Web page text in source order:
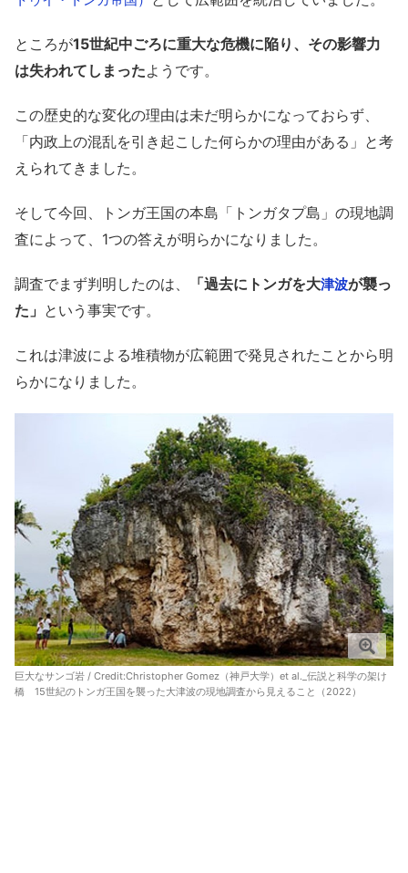
ところが15世紀中ごろに重大な危機に陥り、その影響力
は失われてしまったようです。
この歴史的な変化の理由は未だ明らかになっておらず、
「内政上の混乱を引き起こした何らかの理由がある」と考
えられてきました。
そして今回、トンガ王国の本島「トンガタプ島」の現地調
査によって、1つの答えが明らかになりました。
調査でまず判明したのは、 「過去にトンガを大津波が襲っ
た」 という事実です。
これは津波による堆積物が広範囲で発見されたことから明
らかになりました。
巨大なサンゴ岩 / Credit:Christopher Gomez（神戸大学）et al._伝説と科学の架け
橋 15世紀のトンガ王国を襲った大津波の現地調査から見えること（2022）